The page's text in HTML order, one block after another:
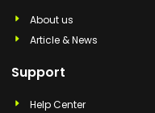
About us
Article & News
Support
Help Center